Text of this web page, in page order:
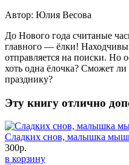
Автор: Юлия Весова
До Нового года считаные
главного — ёлки!
отправляется на поиски. Но
хоть одна ёлочка? Сможет ли
празднику?
Эту книгу отлично
Сладких снов, малышка
300р.
в корзину